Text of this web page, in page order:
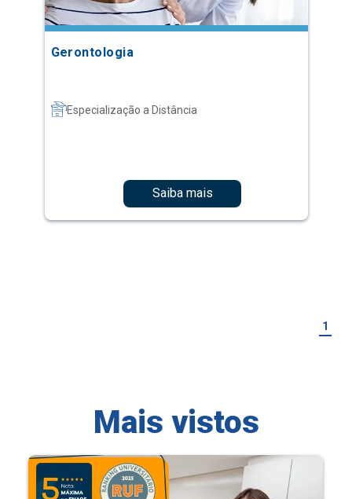
Gerontologia
Especialização a Distância
Saiba mais
1
Mais vistos